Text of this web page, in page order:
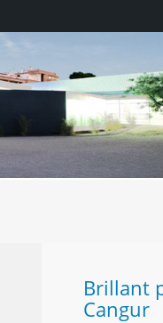
Brillant
Cangur